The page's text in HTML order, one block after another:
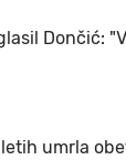
Dončić:
letih umrla